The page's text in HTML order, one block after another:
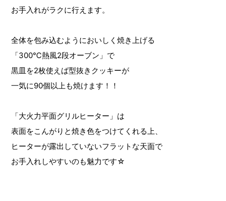
お手入れがラクに行えます。
全体を包み込むようにおいしく焼き上げる
「300℃熱風2段オーブン」で
黒皿を2枚使えば型抜きクッキーが
一気に90個以上も焼けます！！
「大火力平面グリルヒーター」は
表面をこんがりと焼き色をつけてくれる上、
ヒーターが露出していないフラットな天面で
お手入れしやすいのも魅力です☆